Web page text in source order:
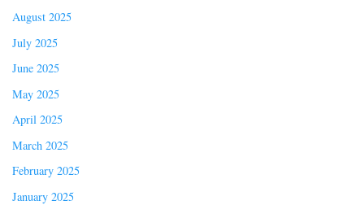
August 2025
July 2025
June 2025
May 2025
April 2025
March 2025
February 2025
January 2025